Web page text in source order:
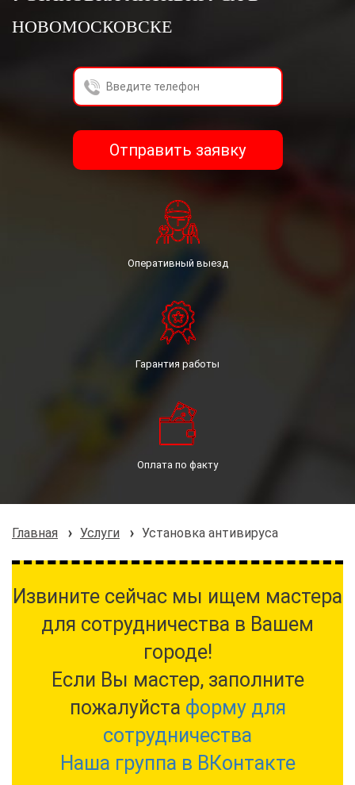
НОВОМОСКОВСКЕ
Отправить заявку
Оперативный выезд
Гарантия работы
Оплата по факту
Главная Услуги Установка антивируса
Извините сейчас мы ищем мастера
для сотрудничества в Вашем
городе!
Если Вы мастер, заполните
пожалуйста форму для
сотрудничества
Наша группа в ВКонтакте
Гражданин, принимая настоящее Соглашение,
может включать в себя следующие действия:
сбор, систематизацию, накопление, хранение,
уточнение (обновление, изменение),
Гражданин гарантирует: информация, им
предоставленная, является полной, точной и
Российской Федерации, законные права и
интересы третьих лиц; вся предоставленная
информация заполнена Гражданина в отношении